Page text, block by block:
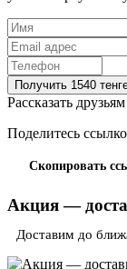
Рассказать друзьям
Поделитесь
Скопировать
Акция —
Доставим до